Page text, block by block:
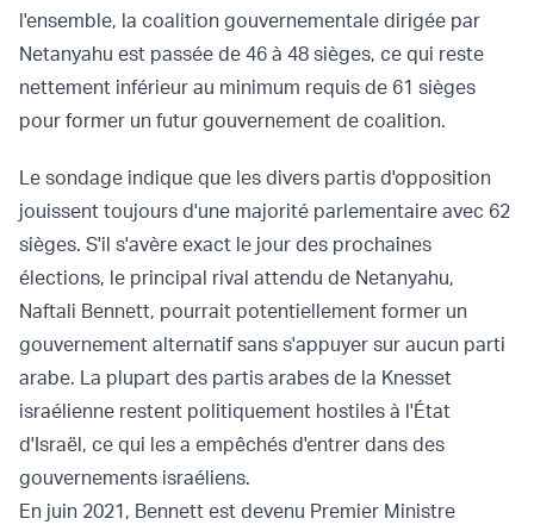
l'ensemble, la coalition gouvernementale dirigée par
Netanyahu est passée de 46 à 48 sièges, ce qui reste
nettement inférieur au minimum requis de 61 sièges
pour former un futur gouvernement de coalition.
Le sondage indique que les divers partis d'opposition
jouissent toujours d'une majorité parlementaire avec 62
sièges. S'il s'avère exact le jour des prochaines
élections, le principal rival attendu de Netanyahu,
Naftali Bennett, pourrait potentiellement former un
gouvernement alternatif sans s'appuyer sur aucun parti
arabe. La plupart des partis arabes de la Knesset
israélienne restent politiquement hostiles à l'État
d'Israël, ce qui les a empêchés d'entrer dans des
gouvernements israéliens.
En juin 2021, Bennett est devenu Premier Ministre